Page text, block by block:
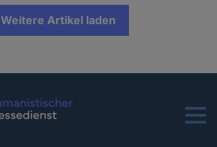
Weitere Artikel laden
Menu